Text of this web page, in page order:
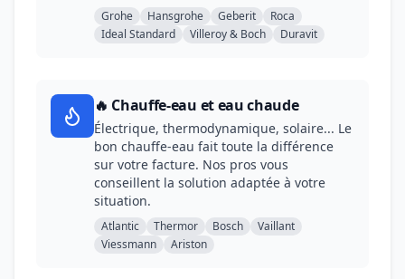
Grohe Hansgrohe Geberit
Roca
Ideal Standard
Villeroy & Boch Duravit
🔥 Chauffe-eau et eau chaude
Électrique, thermodynamique, solaire... Le
bon chauffe-eau fait toute la différence
sur votre facture. Nos pros vous
conseillent la solution adaptée à votre
situation.
Atlantic Thermor Bosch
Vaillant
Viessmann
Ariston